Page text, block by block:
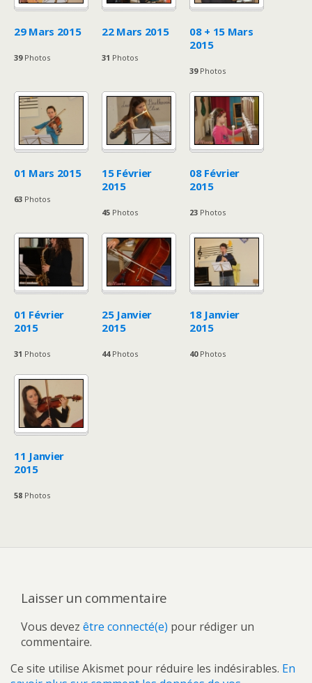
29 Mars 2015
39Photos
22 Mars 2015
31 Photos
08 + 15 Mars
2015
39Photos
01 Mars 2015
63 Photos
15 Février
2015
45 Photos
08 Février
2015
23 Photos
01 Février
2015
31 Photos
25 Janvier
2015
44Photos
18 Janvier
2015
40Photos
11 Janvier
2015
58 Photos
Laisser un commentaire
Vous devez être connecté(e) pour rédiger un
commentaire.
Ce site utilise Akismet pour réduire les indésirables. En